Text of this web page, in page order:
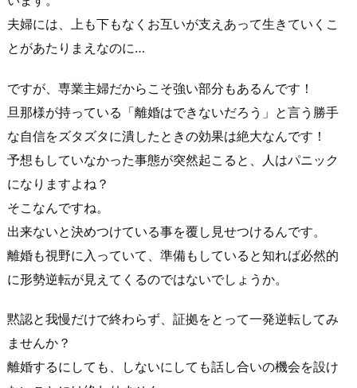
夫婦には、上も下もなくお互いが支えあって生きていくこ
とがあたりまえなのに…
ですが、専業主婦だからこそ強い部分もあるんです！
旦那様が持っている「離婚はできないだろう」と言う勝手
な自信をズタズタに潰したときの効果は絶大なんです！
予想もしていなかった事態が突然起こると、人はパニック
になりますよね？
そこなんですね。
出来ないと決めつけている事を覆し見せつけるんです。
離婚も視野に入っていて、準備もしていると知れば必然的
に形勢逆転が見えてくるのではないでしょうか。
黙認と我慢だけで終わらず、証拠をとって一発逆転してみ
ませんか？
離婚するにしても、しないにしても話し合いの機会を設け